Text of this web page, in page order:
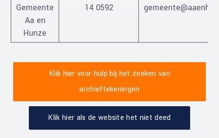
Gemeente
Aa en
Hunze
14 0592
Klik hier voor hulp bij het zoeken van
archieftekeningen
Klik hier als de website het niet deed